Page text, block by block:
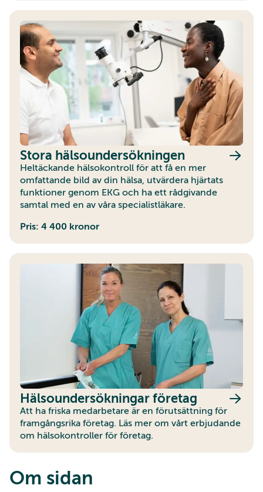
Stora hälsoundersökningen
Heltäckande hälsokontroll för att få en mer
omfattande bild av din hälsa, utvärdera hjärtats
funktioner genom EKG och ha ett rådgivande
samtal med en av våra specialistläkare.
Pris: 4 400 kronor
Hälsoundersökningar företag
Att ha friska medarbetare är en förutsättning för
framgångsrika företag. Läs mer om vårt erbjudande
om hälsokontroller för företag.
Om sidan